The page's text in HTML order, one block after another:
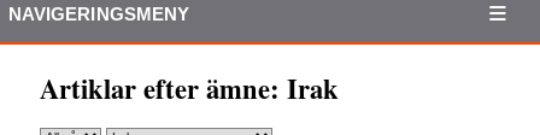
NAVIGERINGSMENY
Artiklar efter ämne: Irak